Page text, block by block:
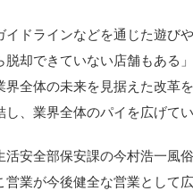
イドラインなどを通じた遊び
脱却できていない店舗もある
界全体の未来を見据えた改革
し、業界全体のパイを広げて
活安全部保安課の今村浩一風
営業が今後健全な営業として